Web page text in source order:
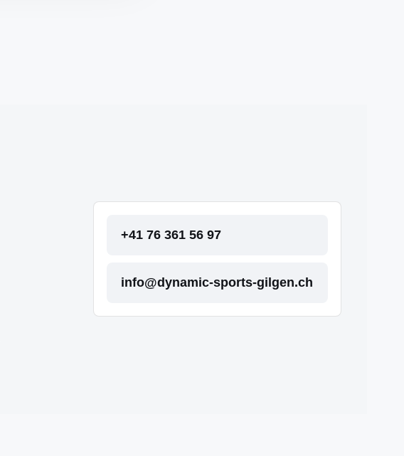
+41 76 361 56 97
info@dynamic-sports-gilgen.ch